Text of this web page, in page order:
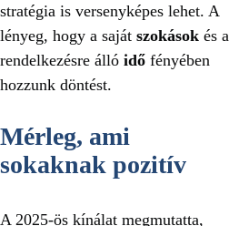
stratégia is versenyképes lehet. A
lényeg, hogy a saját szokások és a
rendelkezésre álló idő fényében
hozzunk döntést.
Mérleg, ami
sokaknak pozitív
A 2025-ös kínálat megmutatta,